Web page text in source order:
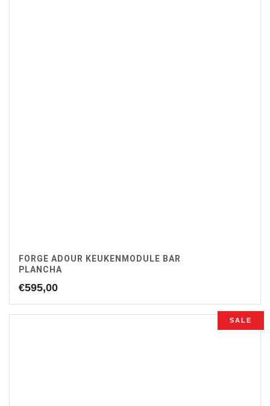
FORGE ADOUR KEUKENMODULE BAR
PLANCHA
€595,00
SALE